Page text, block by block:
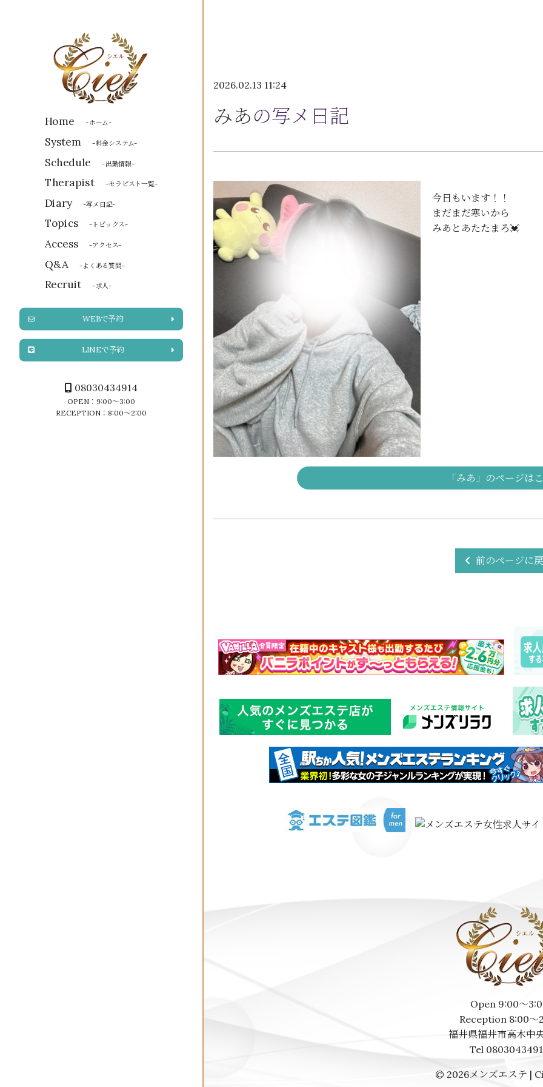
Home -ホーム-
System -料金システム-
Schedule -出勤情報-
Therapist -セラピスト一覧-
Diary -写メ日記-
Topics -トピックス-
Access -アクセス-
Q&A -よくある質問-
Recruit -求人-
WEBで予約
LINEで予約
08030434914
OPEN：9:00～3:00
RECEPTION：8:00～2:00
2026.02.13 11:24
みあの写メ日記
今日もいます！！
まだまだ寒いから
みあとあたたまろ💓
「みあ」のページは
前のページに
Open 9:00～
Reception 8:00～
福井県福井市高木中
Tel
© 2026メンズエステ |